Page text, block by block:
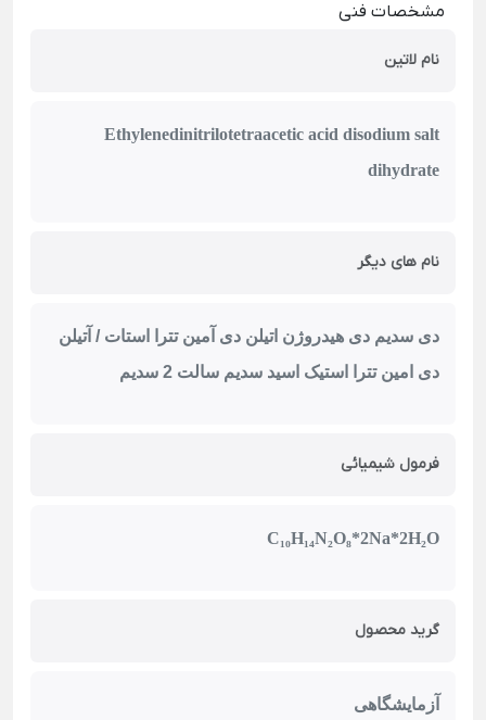
مشخصات فنی
نام لاتین
Ethylenedinitrilotetraacetic acid disodium salt
dihydrate
نام های دیگر
دی سدیم دی هیدروژن اتیلن دی آمین تترا استات / آتیلن
دی امین تترا استیک اسید سدیم سالت 2 سدیم
فرمول شیمیائی
C₁₀H₁₄N₂O₈*2Na*2H₂O
گرید محصول
آزمایشگاهی